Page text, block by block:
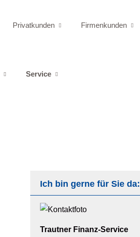
Privatkunden Firmenkunden
Service
Ich bin gerne für Sie da:
Trautner Finanz-Service